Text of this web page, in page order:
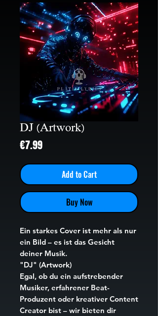
DJ (Artwork)
€7.99Price
Add to Cart
Buy Now
Ein starkes Cover ist mehr als nur
ein Bild – es ist das Gesicht
deiner Musik.
"DJ" (Artwork)
Egal, ob du ein aufstrebender
Musiker, erfahrener Beat-
Produzent oder kreativer Content
Creator bist – wir bieten dir